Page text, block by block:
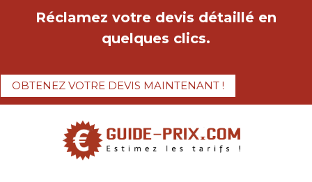
Réclamez votre devis détaillé en
quelques clics.
OBTENEZ VOTRE DEVIS MAINTENANT !